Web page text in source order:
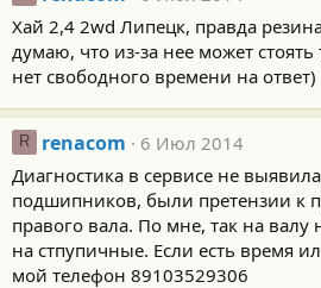
Хай 2,4 2wd Липецк, правда
думаю, что из-за нее может
нет свободного времени на ответ)
R renacom
6 Июл 2014
Диагностика в сервисе не
подшипников, были претензии к
правого вала. По мне, так на валу
на стпупичные. Если есть время
мой телефон 89103529306